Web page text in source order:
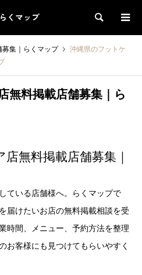
くマップ 検索
募集｜らくマップ
沖縄県のフットケ
無料掲載店舗募集｜ら
無料掲載店舗募集｜
ている店舗様へ。らくマップで
届けたいお店の無料掲載相談を受
時間、メニュー、予約方法を整理
お客様にも見つけてもらいやすく